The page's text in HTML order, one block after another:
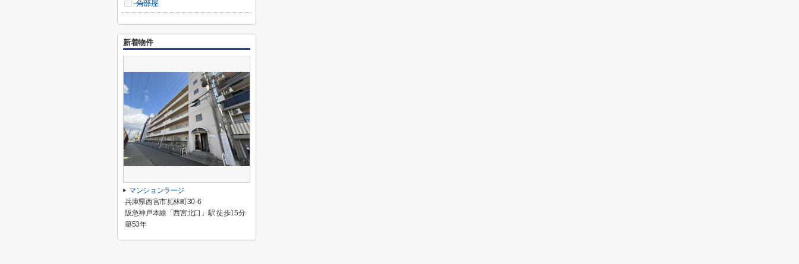
角部屋
新着物件
マンションラージ
兵庫県西宮市瓦林町30-6
阪急神戸本線「西宮北口」駅 徒歩15分
築53年